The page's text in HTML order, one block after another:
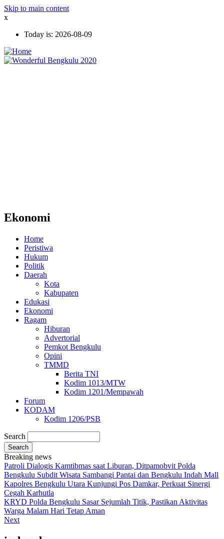
Skip to main content
x
Today is: 2026-08-09
Ekonomi
Home
Peristiwa
Hukum
Politik
Daerah
Kota
Kabupaten
Edukasi
Ekonomi
Ragam
Hiburan
Advertorial
Pemkot Bengkulu
Opini
TMMD
Berita TNI
Kodim 1013/MTW
Kodim 1201/Mempawah
Forum
KODAM
Kodim 1206/PSB
Search
Breaking news
Patroli Dialogis Kamtibmas saat Liburan, Ditpamobvit Polda
Bengkulu Subdit Wisata Sambangi Pantai dan Bengkulu Indah Mall
Kapolres Bengkulu Utara Kunjungi Pos Damkar, Perkuat Sinergi
Cegah Karhutla
KRYD Polda Bengkulu Sasar Sejumlah Titik, Pastikan Aktivitas
Warga Malam Hari Tetap Aman
Next